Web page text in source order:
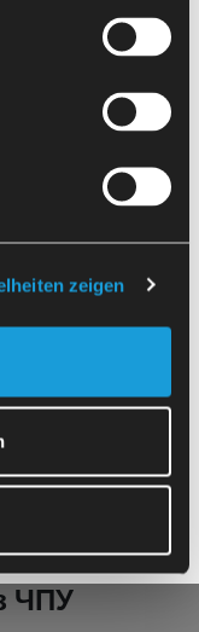
zeigen
дрібних деталей
партій
камери
через
щодо
ЧПУ
передачу моїх